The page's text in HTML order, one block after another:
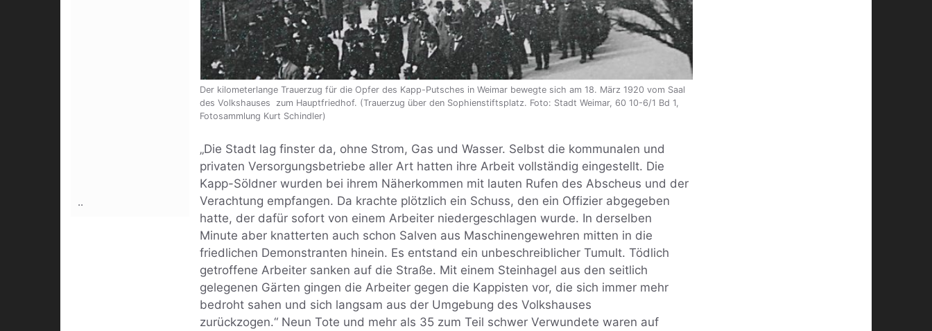
Der kilometerlange Trauerzug für die Opfer des Kapp-Putsches in Weimar bewegte sich am 18. März 1920 vom Saal
des Volkshauses zum Hauptfriedhof. (Trauerzug über den Sophienstiftsplatz. Foto: Stadt Weimar, 60 10-6/1 Bd 1,
Fotosammlung Kurt Schindler)
„Die Stadt lag finster da, ohne Strom, Gas und Wasser. Selbst die kommunalen und
privaten Versorgungsbetriebe aller Art hatten ihre Arbeit vollständig eingestellt. Die
Kapp-Söldner wurden bei ihrem Näherkommen mit lauten Rufen des Abscheus und der
Verachtung empfangen. Da krachte plötzlich ein Schuss, den ein Offizier abgegeben
hatte, der dafür sofort von einem Arbeiter niedergeschlagen wurde. In derselben
Minute aber knatterten auch schon Salven aus Maschinengewehren mitten in die
friedlichen Demonstranten hinein. Es entstand ein unbeschreiblicher Tumult. Tödlich
getroffene Arbeiter sanken auf die Straße. Mit einem Steinhagel aus den seitlich
gelegenen Gärten gingen die Arbeiter gegen die Kappisten vor, die sich immer mehr
bedroht sahen und sich langsam aus der Umgebung des Volkshauses
zurückzogen.“ Neun Tote und mehr als 35 zum Teil schwer Verwundete waren auf
..